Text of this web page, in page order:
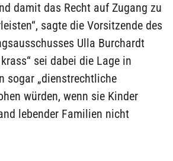
damit das Recht auf Zugang zu
sagte die Vorsitzende des
Ulla Burchardt
sei dabei die Lage in
sogar „dienstrechtliche
würden, wenn sie Kinder
lebender Familien nicht